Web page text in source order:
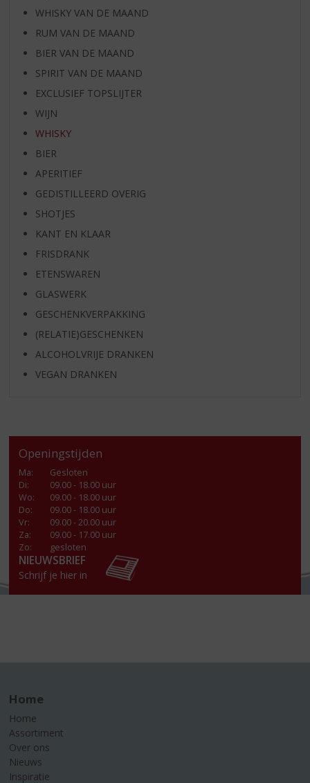
WHISKY VAN DE MAAND
RUM VAN DE MAAND
BIER VAN DE MAAND
SPIRIT VAN DE MAAND
EXCLUSIEF TOPSLIJTER
WIJN
WHISKY
BIER
APERITIEF
GEDISTILLEERD OVERIG
SHOTJES
KANT EN KLAAR
FRISDRANK
ETENSWAREN
GLASWERK
GESCHENKVERPAKKING
(RELATIE)GESCHENKEN
ALCOHOLVRIJE DRANKEN
VEGAN DRANKEN
Openingstijden
Ma:
Gesloten
Di:
09.00 - 18.00 uur
Wo:
09.00 - 18.00 uur
Do:
09.00 - 18.00 uur
Vr:
09.00 - 20.00 uur
Za:
09.00 - 17.00 uur
Zo:
gesloten
NIEUWSBRIEF
Schrijf je hier in
Home
Home
Assortiment
Over ons
Nieuws
Inspiratie